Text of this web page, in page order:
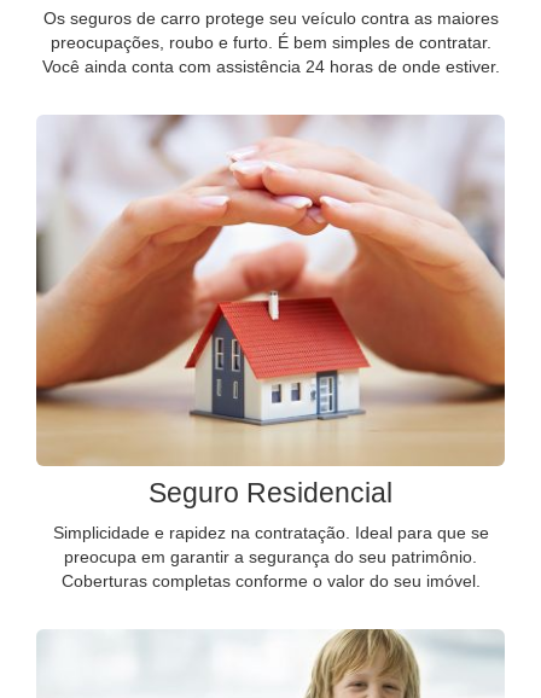
Os seguros de carro protege seu veículo contra as maiores
preocupações, roubo e furto. É bem simples de contratar.
Você ainda conta com assistência 24 horas de onde estiver.
Seguro Residencial
Simplicidade e rapidez na contratação. Ideal para que se
preocupa em garantir a segurança do seu patrimônio.
Coberturas completas conforme o valor do seu imóvel.